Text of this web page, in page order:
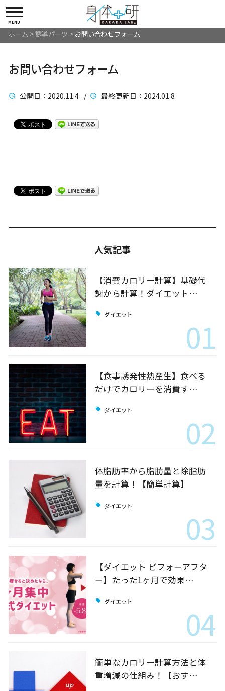
MENU
ホーム >誘導パーツ > お問い合わせフォーム
お問い合わせフォーム
公開日 ：2020.11.4 / 最終更新日 ：2024.01.8
人気記事
【消費カロリー計算】基礎代
謝から計算！ダイエット…
ダイエット
01
【食事誘発性熱産生】食べる
だけでカロリーを消費す…
ダイエット
02
体脂肪率から脂肪量と除脂肪
量を計算！【簡単計算】
ダイエット
03
【ダイエット ビフォーアフタ
ー】たった1ヶ月で効果…
ダイエット
04
簡単なカロリー計算方法と体
重増減の仕組み！【おす…